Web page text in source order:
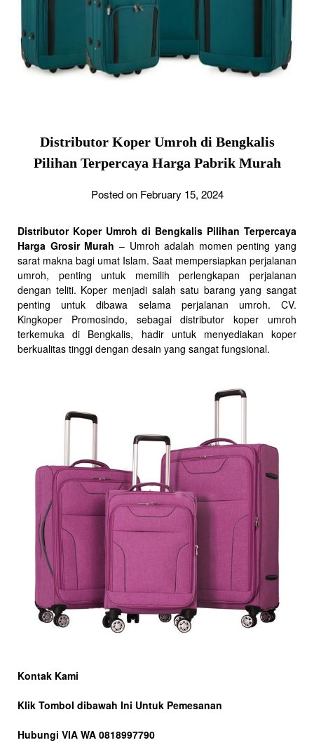
Distributor Koper Umroh di Bengkalis
Pilihan Terpercaya Harga Pabrik Murah
Posted on February 15, 2024
Distributor Koper Umroh di Bengkalis Pilihan Terpercaya
Harga Grosir Murah – Umroh adalah momen penting yang
sarat makna bagi umat Islam. Saat mempersiapkan perjalanan
umroh, penting untuk memilih perlengkapan perjalanan
dengan teliti. Koper menjadi salah satu barang yang sangat
penting untuk dibawa selama perjalanan umroh. CV.
Kingkoper Promosindo, sebagai distributor koper umroh
terkemuka di Bengkalis, hadir untuk menyediakan koper
berkualitas tinggi dengan desain yang sangat fungsional.
Kontak Kami
Klik Tombol dibawah Ini Untuk Pemesanan
Hubungi VIA WA 0818997790